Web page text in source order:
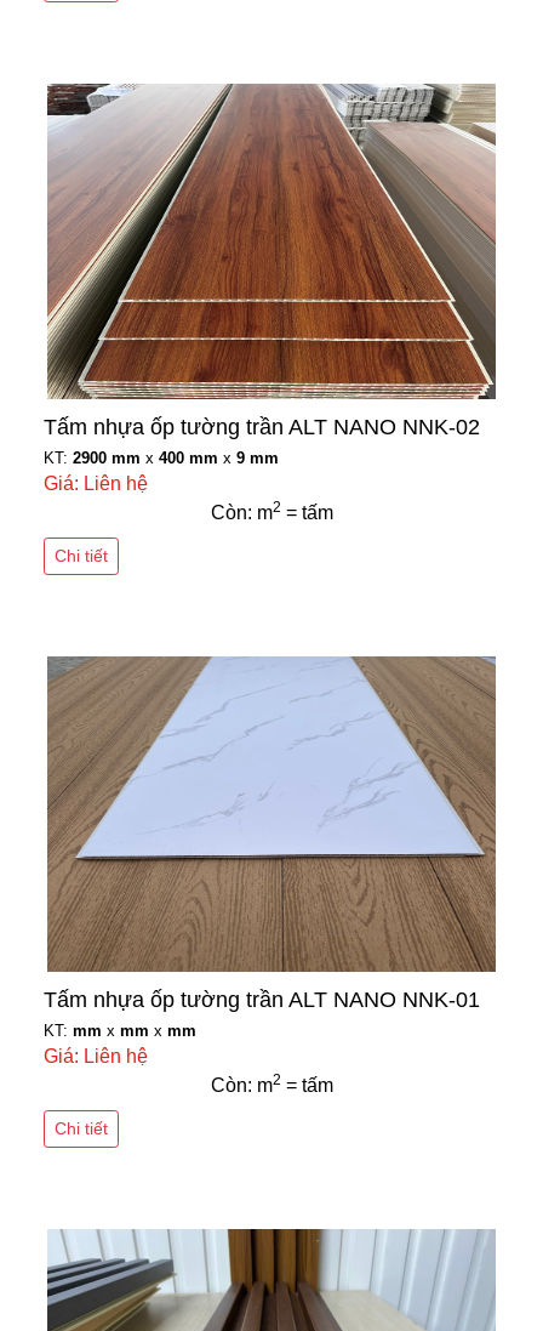
Tấm nhựa ốp tường trần ALT NANO NNK-02
KT: 2900 mm x 400 mm x 9 mm
Giá: Liên hệ
Còn: m2 = tấm
Chi tiết
Tấm nhựa ốp tường trần ALT NANO NNK-01
KT: mm x mm x mm
Giá: Liên hệ
Còn: m2 = tấm
Chi tiết